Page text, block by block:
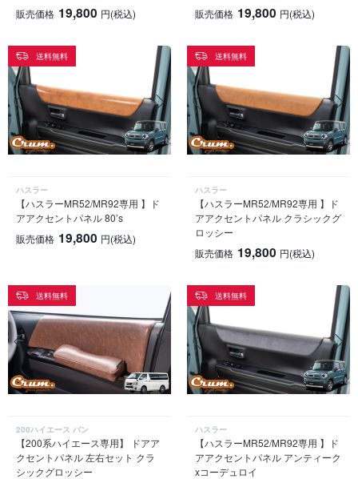
販売価格 19,800 円(税込)
販売価格 19,800 円(税込)
送料無料
ハスラー
【ハスラーMR52/MR92専用 】ド
アアクセントパネル 80’s
販売価格 19,800 円(税込)
送料無料
ハスラー
【ハスラーMR52/MR92専用 】ド
アアクセントパネル クラシックグ
ロッシー
販売価格 19,800 円(税込)
送料無料
200ハイエース バン
【200系ハイエース専用】 ドアア
クセントパネル 左右セット クラ
シックグロッシー
送料無料
ハスラー
【ハスラーMR52/MR92専用 】ド
アアクセントパネル アンティーク
xコーデュロイ